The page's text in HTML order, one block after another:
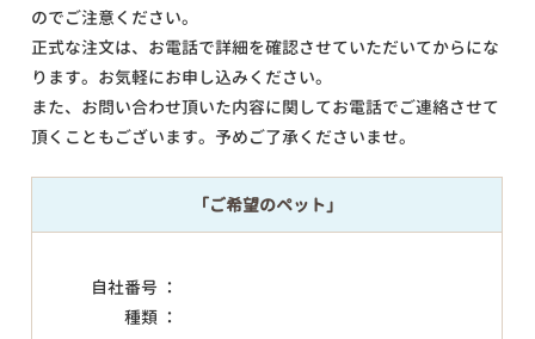
のでご注意ください。
正式な注文は、お電話で詳細を確認させていただいてからにな
ります。お気軽にお申し込みください。
また、お問い合わせ頂いた内容に関してお電話でご連絡させて
頂くこともございます。予めご了承くださいませ。
「ご希望のペット」
自社番号 ：
種類 ：